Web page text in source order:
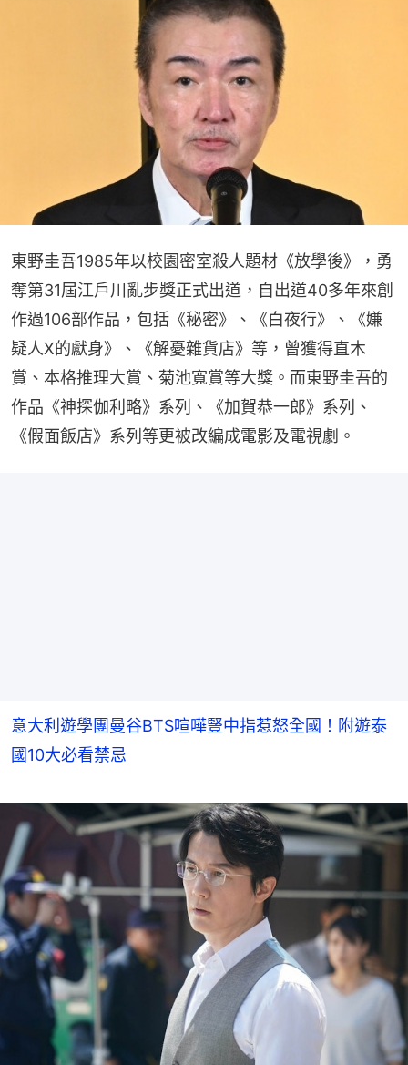
東野圭吾1985年以校園密室殺人題材《放學後》，勇
奪第31屆江戶川亂步獎正式出道，自出道40多年來創
作過106部作品，包括《秘密》、《白夜行》、《嫌
疑人X的獻身》、《解憂雜貨店》等，曾獲得直木
賞、本格推理大賞、菊池寬賞等大獎。而東野圭吾的
作品《神探伽利略》系列、《加賀恭一郎》系列、
《假面飯店》系列等更被改編成電影及電視劇。
意大利遊學團曼谷BTS喧嘩豎中指惹怒全國！附遊泰
國10大必看禁忌